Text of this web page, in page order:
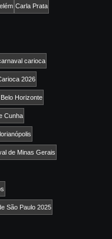
Carla Prata
carioca
2026
Horizonte
Cunha
de Minas Gerais
São Paulo 2025